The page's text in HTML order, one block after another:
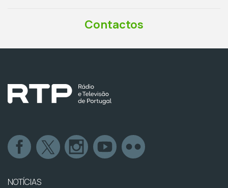
Contactos
NOTÍCIAS